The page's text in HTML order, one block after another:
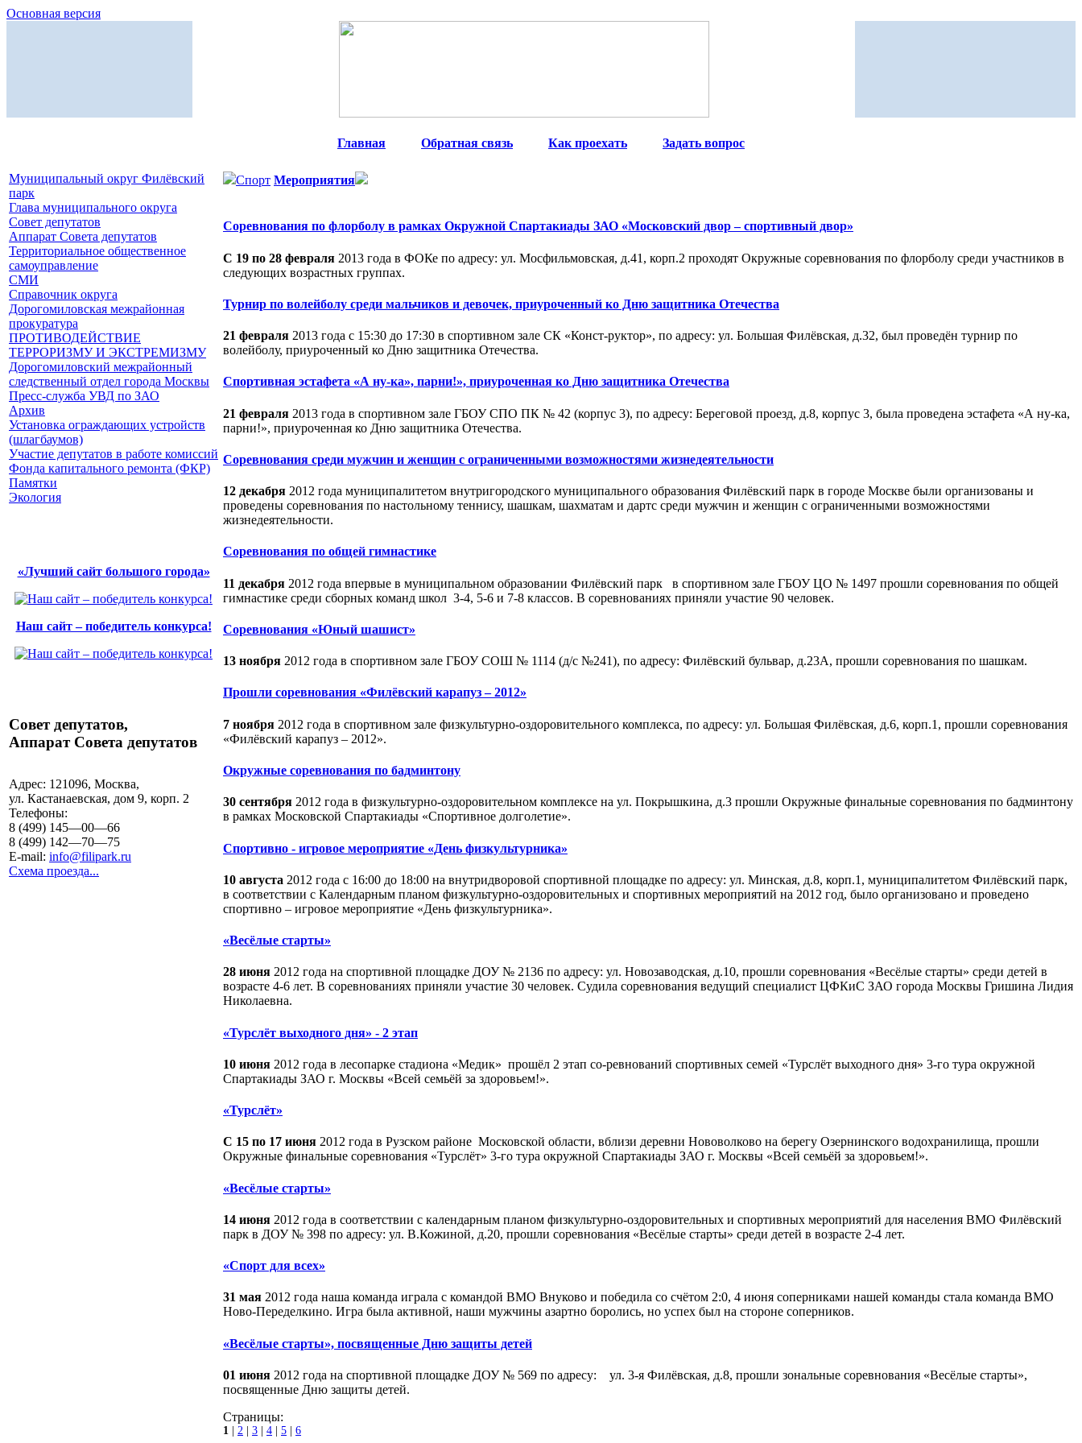
Основная версия
Главная Обратная связь Как проехать Задать вопрос
Муниципальный округ Филёвский
парк
Глава муниципального округа
Совет депутатов
Аппарат Совета депутатов
Территориальное общественное
самоуправление
СМИ
Справочник округа
Дорогомиловская межрайонная
прокуратура
ПРОТИВОДЕЙСТВИЕ
ТЕРРОРИЗМУ И ЭКСТРЕМИЗМУ
Дорогомиловский межрайонный
следственный отдел города Москвы
Пресс-служба УВД по ЗАО
Архив
Установка ограждающих устройств
(шлагбаумов)
Участие депутатов в работе комиссий
Фонда капитального ремонта (ФКР)
Памятки
Экология
«Лучший сайт большого города»
Наш сайт – победитель конкурса!
Совет депутатов,
Аппарат Совета депутатов
Адрес: 121096, Москва,
ул. Кастанаевская, дом 9, корп. 2
Телефоны:
8 (499) 145—00—66
8 (499) 142—70—75
E-mail: info@filipark.ru
Схема проезда...
Спорт Мероприятия
Соревнования по флорболу в рамках Окружной Спартакиады ЗАО «Московский двор – спортивный двор»
С 19 по 28 февраля 2013 года в ФОКе по адресу: ул. Мосфильмовская, д.41, корп.2 проходят Окружные соревнования по флорболу среди участников в
следующих возрастных группах.
Турнир по волейболу среди мальчиков и девочек, приуроченный ко Дню защитника Отечества
21 февраля 2013 года с 15:30 до 17:30 в спортивном зале СК «Конст-руктор», по адресу: ул. Большая Филёвская, д.32, был проведён турнир по
волейболу, приуроченный ко Дню защитника Отечества.
Спортивная эстафета «А ну-ка», парни!», приуроченная ко Дню защитника Отечества
21 февраля 2013 года в спортивном зале ГБОУ СПО ПК № 42 (корпус 3), по адресу: Береговой проезд, д.8, корпус 3, была проведена эстафета «А ну-ка,
парни!», приуроченная ко Дню защитника Отечества.
Соревнования среди мужчин и женщин с ограниченными возможностями жизнедеятельности
12 декабря 2012 года муниципалитетом внутригородского муниципального образования Филёвский парк в городе Москве были организованы и
проведены соревнования по настольному теннису, шашкам, шахматам и дартс среди мужчин и женщин с ограниченными возможностями
жизнедеятельности.
Соревнования по общей гимнастике
11 декабря 2012 года впервые в муниципальном образовании Филёвский парк в спортивном зале ГБОУ ЦО № 1497 прошли соревнования по общей
гимнастике среди сборных команд школ 3-4, 5-6 и 7-8 классов. В соревнованиях приняли участие 90 человек.
Соревнования «Юный шашист»
13 ноября 2012 года в спортивном зале ГБОУ СОШ № 1114 (д/с №241), по адресу: Филёвский бульвар, д.23А, прошли соревнования по шашкам.
Прошли соревнования «Филёвский карапуз – 2012»
7 ноября 2012 года в спортивном зале физкультурно-оздоровительного комплекса, по адресу: ул. Большая Филёвская, д.6, корп.1, прошли соревнования
«Филёвский карапуз – 2012».
Окружные соревнования по бадминтону
30 сентября 2012 года в физкультурно-оздоровительном комплексе на ул. Покрышкина, д.3 прошли Окружные финальные соревнования по бадминтону
в рамках Московской Спартакиады «Спортивное долголетие».
Спортивно - игровое мероприятие «День физкультурника»
10 августа 2012 года с 16:00 до 18:00 на внутридворовой спортивной площадке по адресу: ул. Минская, д.8, корп.1, муниципалитетом Филёвский парк,
в соответствии с Календарным планом физкультурно-оздоровительных и спортивных мероприятий на 2012 год, было организовано и проведено
спортивно – игровое мероприятие «День физкультурника».
«Весёлые старты»
28 июня 2012 года на спортивной площадке ДОУ № 2136 по адресу: ул. Новозаводская, д.10, прошли соревнования «Весёлые старты» среди детей в
возрасте 4-6 лет. В соревнованиях приняли участие 30 человек. Судила соревнования ведущий специалист ЦФКиС ЗАО города Москвы Гришина Лидия
Николаевна.
«Турслёт выходного дня» - 2 этап
10 июня 2012 года в лесопарке стадиона «Медик» прошёл 2 этап со-ревнований спортивных семей «Турслёт выходного дня» 3-го тура окружной
Спартакиады ЗАО г. Москвы «Всей семьёй за здоровьем!».
«Турслёт»
С 15 по 17 июня 2012 года в Рузском районе Московской области, вблизи деревни Нововолково на берегу Озернинского водохранилища, прошли
Окружные финальные соревнования «Турслёт» 3-го тура окружной Спартакиады ЗАО г. Москвы «Всей семьёй за здоровьем!».
«Весёлые старты»
14 июня 2012 года в соответствии с календарным планом физкультурно-оздоровительных и спортивных мероприятий для населения ВМО Филёвский
парк в ДОУ № 398 по адресу: ул. В.Кожиной, д.20, прошли соревнования «Весёлые старты» среди детей в возрасте 2-4 лет.
«Спорт для всех»
31 мая 2012 года наша команда играла с командой ВМО Внуково и победила со счётом 2:0, 4 июня соперниками нашей команды стала команда ВМО
Ново-Переделкино. Игра была активной, наши мужчины азартно боролись, но успех был на стороне соперников.
«Весёлые старты», посвященные Дню защиты детей
01 июня 2012 года на спортивной площадке ДОУ № 569 по адресу: ул. 3-я Филёвская, д.8, прошли зональные соревнования «Весёлые старты»,
посвященные Дню защиты детей.
Страницы:
1 2 3 4 5 6